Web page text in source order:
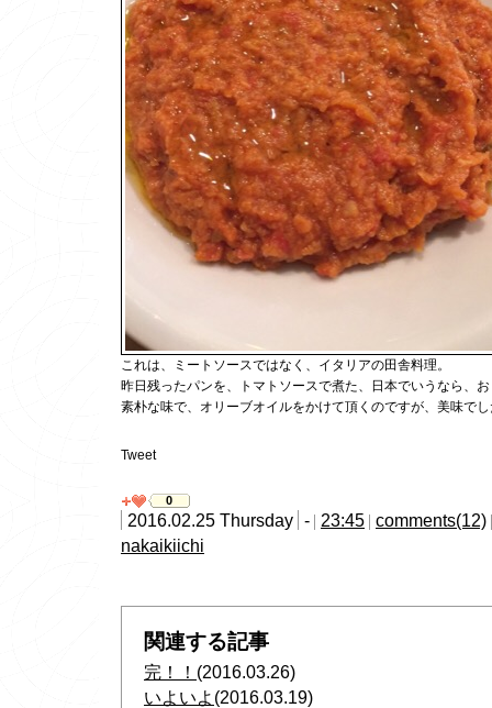
これは、ミートソースではなく、イタリアの田舎料理。
昨日残ったパンを、トマトソースで煮た、日本でいうなら、
素朴な味で、オリーブオイルをかけて頂くのですが、美味で
Tweet
0
2016.02.25 Thursday - 23:45 comments(12)
nakaikiichi
関連する記事
完！！ (2016.03.26)
いよいよ (2016.03.19)